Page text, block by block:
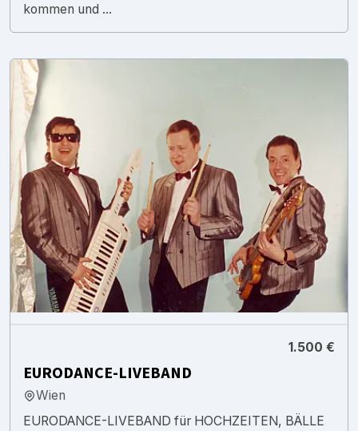
kommen und ...
1.500 €
EURODANCE-LIVEBAND
Wien
EURODANCE-LIVEBAND für HOCHZEITEN, BÄLLE